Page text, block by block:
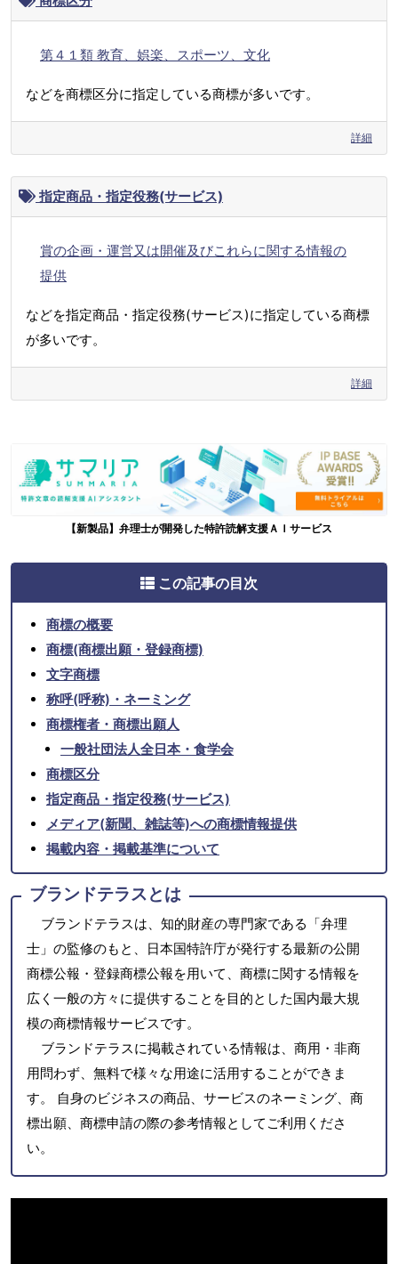
第４１類 教育、娯楽、スポーツ、文化
などを商標区分に指定している商標が多いです。
詳細
指定商品・指定役務(サービス)
賞の企画・運営又は開催及びこれらに関する情報の
提供
などを指定商品・指定役務(サービス)に指定している商標
が多いです。
詳細
【新製品】弁理士が開発した特許読解支援ＡＩサービス
この記事の目次
商標の概要
商標(商標出願・登録商標)
文字商標
称呼(呼称)・ネーミング
商標権者・商標出願人
一般社団法人全日本・食学会
商標区分
指定商品・指定役務(サービス)
メディア(新聞、雑誌等)への商標情報提供
掲載内容・掲載基準について
ブランドテラスとは
ブランドテラスは、知的財産の専門家である「弁理
士」の監修のもと、日本国特許庁が発行する最新の公開
商標公報・登録商標公報を用いて、商標に関する情報を
広く一般の方々に提供することを目的とした国内最大規
模の商標情報サービスです。
ブランドテラスに掲載されている情報は、商用・非商
用問わず、無料で様々な用途に活用することができま
す。 自身のビジネスの商品、サービスのネーミング、商
標出願、商標申請の際の参考情報としてご利用くださ
い。